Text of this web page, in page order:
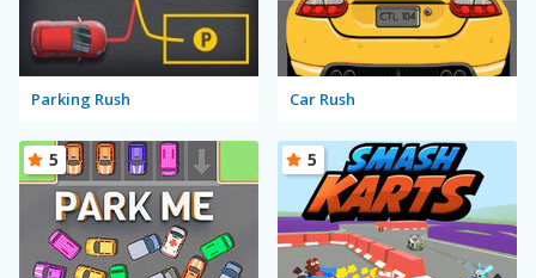
Parking Rush Car Rush
5 5